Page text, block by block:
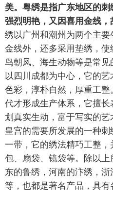
美。粤绣是指广东地区的
强烈明艳，又因喜用金线
绣以广州和潮州为两个主
金线外，还多采用垫绣，
鸟朝凤、海生动物等是常
以四川成都为中心，它的
色彩，淳朴自然，厚重工
代才形成生产体系，它擅
划真实生动，富于写实的
皇宫的需要所发展的一种
一带，它的绣法精巧工整
包、扇袋、镜袋等。除以
东的鲁绣，河南的汴绣，
等，也都是著名产品，具有